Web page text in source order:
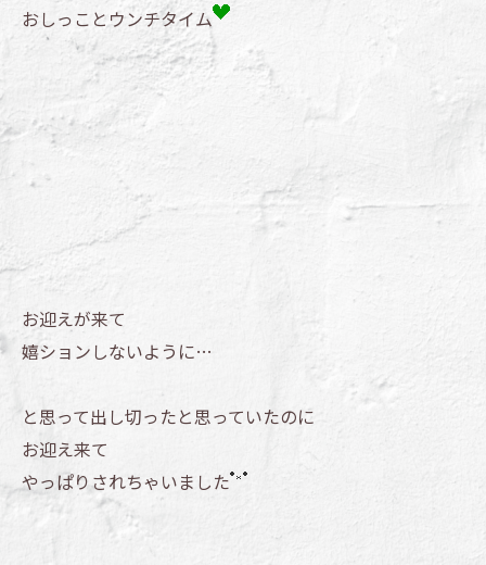
おしっことウンチタイム
お迎えが来て
嬉ションしないように…
と思って出し切ったと思っていたのに
お迎え来て
やっぱりされちゃいました